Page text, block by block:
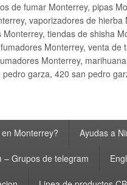
de fumar Monterrey, pipas
vaporizadores de
tiendas de shisha
Monterrey, venta
Monterrey,
garza, 420 san pedro
Monterrey? Ayudas a
– Grupos de telegram